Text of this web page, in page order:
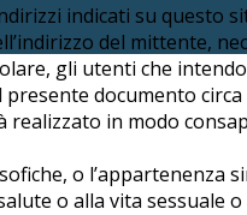
indicati su questo
del mittente,
gli utenti che
documento
in modo
o l’appartenenza
o alla vita sessuale o